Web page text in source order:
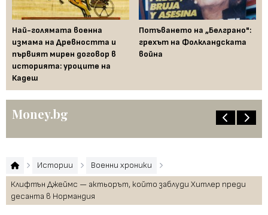
Най-голямата военна
измама на Древността и
първият мирен договор в
историята: уроците на
Кадеш
Потъването на „Белграно":
грехът на Фолкландската
война
Money.bg
Истории
Военни хроники
Клифтън Джеймс — актьорът, който заблуди Хитлер преди
десанта в Нормандия